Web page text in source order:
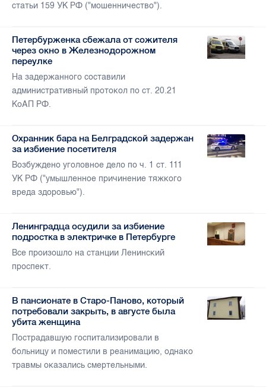
статьи 159 УК РФ ("мошенничество").
Петербурженка сбежала от сожителя
через окно в Железнодорожном
переулке
На задержанного составили
административный протокол по ст. 20.21
КоАП РФ.
Охранник бара на Белградской задержан
за избиение посетителя
Возбуждено уголовное дело по ч. 1 ст. 111
УК РФ ("умышленное причинение тяжкого
вреда здоровью").
Ленинградца осудили за избиение
подростка в электричке в Петербурге
Все произошло на станции Ленинский
проспект.
В пансионате в Старо-Паново, который
потребовали закрыть, в августе была
убита женщина
Пострадавшую госпитализировали в
больницу и поместили в реанимацию, однако
травмы оказались смертельными.